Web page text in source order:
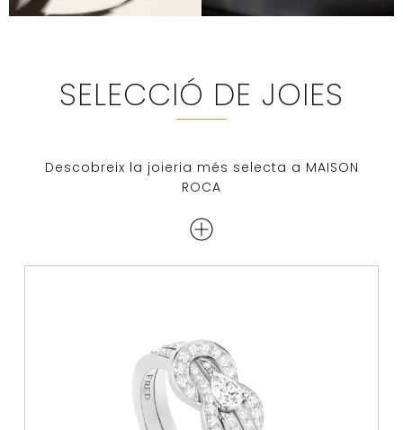
SELECCIÓ DE JOIES
Descobreix la joieria més selecta a MAISON
ROCA